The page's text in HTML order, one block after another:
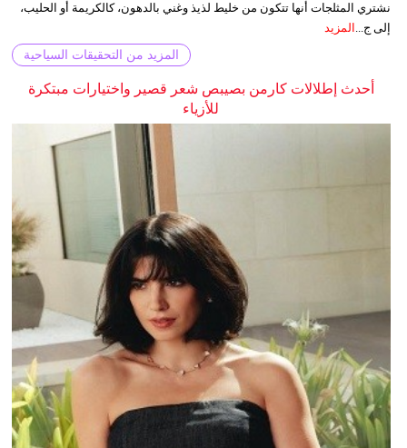
نشتري المثلجات أنها تتكون من خليط لذيذ وغني بالدهون، كالكريمة أو الحليب،
إلى ج... المزيد
المزيد من التحقيقات السياحية
أحدث إطلالات كارمن بصيبص شعر قصير واختيارات مبتكرة
للأزياء